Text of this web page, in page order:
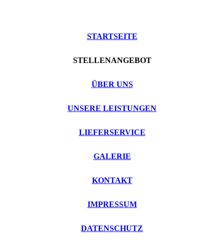
STARTSEITE
STELLENANGEBOT
ÜBER UNS
UNSERE LEISTUNGEN
LIEFERSERVICE
GALERIE
KONTAKT
IMPRESSUM
DATENSCHUTZ